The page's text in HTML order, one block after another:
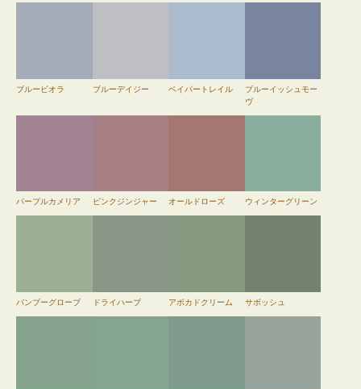
ブルービオラ ブルーデイジー ベイパートレイル
ブルーイッシュモー
ヴ
パープルカメリア ピンクジンジャー オールドローズ ウィンターグリーン
バンブーグローブ ドライハーブ アボカドクリーム サボッシュ